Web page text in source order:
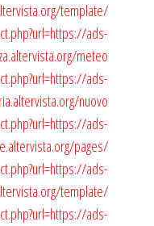
template/
ads-
meteo
ads-
nuovo
ads-
pages/
ads-
template/
ads-